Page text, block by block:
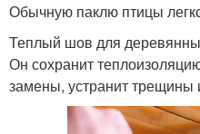
Обычную паклю птицы
Теплый шов для
Он сохранит
замены, устранит трещины